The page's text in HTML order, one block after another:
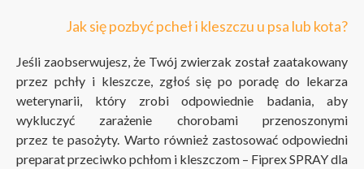
Jak się pozbyć pcheł i kleszczu u psa lub kota?
Jeśli zaobserwujesz, że Twój zwierzak został zaatakowany
przez pchły i kleszcze, zgłoś się po poradę do lekarza
weterynarii, który zrobi odpowiednie badania, aby
wykluczyć zarażenie chorobami przenoszonymi
przez te pasożyty. Warto również zastosować odpowiedni
preparat przeciwko pchłom i kleszczom – Fiprex SPRAY dla